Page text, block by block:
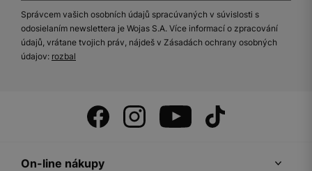
Správcem vašich osobních údajů spracúvaných v súvislosti s
odosielaním newslettera je Wojas S.A. Více informací o zpracování
údajů, vrátane tvojich práv, nájdeš v Zásadách ochrany osobných
údajov: rozbal
On-line nákupy